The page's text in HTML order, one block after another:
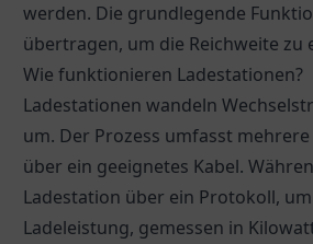
werden. Die grundlegende
übertragen, um die Reichweite
Wie funktionieren Ladestationen?
Ladestationen wandeln
um. Der Prozess umfasst
über ein geeignetes Kabel.
Ladestation über ein Protokoll,
Ladeleistung, gemessen in